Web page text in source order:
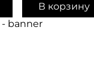
В корзину